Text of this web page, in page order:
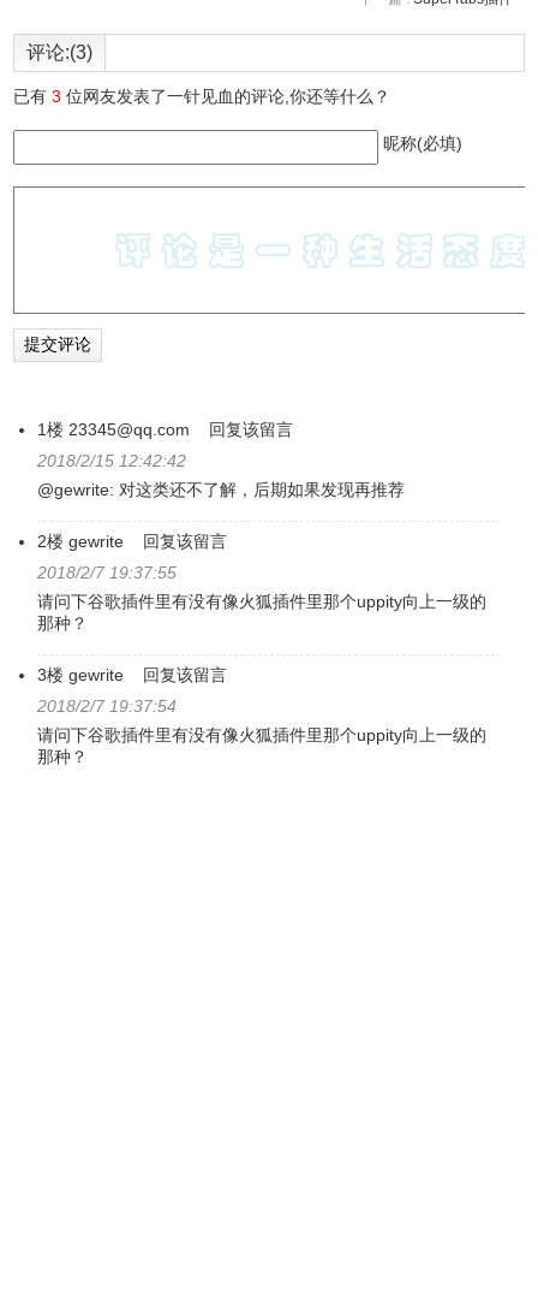
评论:(3)
已有3 位网友发表了一针见血的评论,你还等什么？
昵称(必填)
1楼 23345@qq.com
回复该留言
2018/2/15 12:42:42
@gewrite: 对这类还不了解，后期如果发现再推荐
2楼gewrite
回复该留言
2018/2/7 19:37:55
请问下谷歌插件里有没有像火狐插件里那个uppity向上一级的
那种？
3楼gewrite
回复该留言
2018/2/7 19:37:54
请问下谷歌插件里有没有像火狐插件里那个uppity向上一级的
那种？